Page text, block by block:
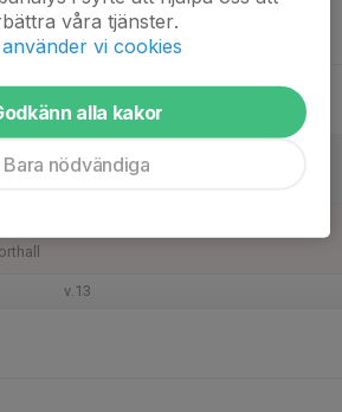
v.13
våra tjänster.
vi cookies
alla kakor
Bara nödvändiga